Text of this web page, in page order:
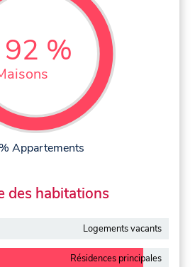
92 %
Appartements
des habitations
Logements vacants
Résidences principales